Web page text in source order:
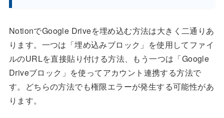
NotionでGoogle Driveを埋め込む方法は大きく二通りあ
ります。一つは「埋め込みブロック」を使用してファイ
ルのURLを直接貼り付ける方法、もう一つは「Google
Driveブロック」を使ってアカウント連携する方法で
す。どちらの方法でも権限エラーが発生する可能性があ
ります。